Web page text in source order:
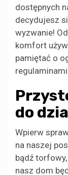
dostępnych
decydujesz
wyzwanie!
komfort
pamiętać o
regulaminami.
do
Wpierw
na naszej
bądź
nasz dom